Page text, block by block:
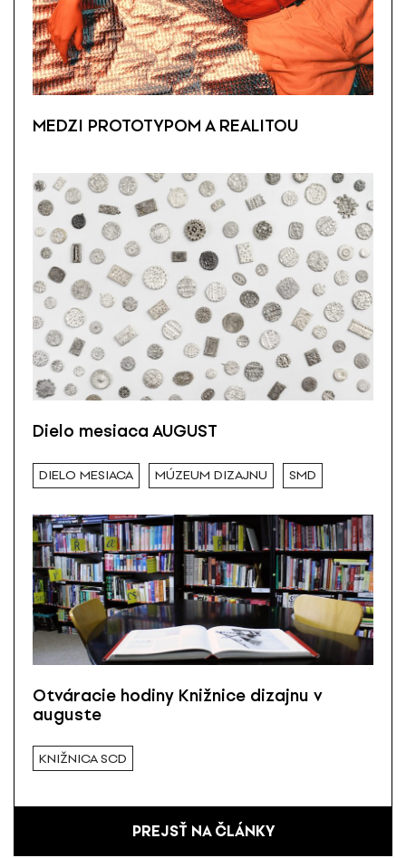
MEDZI PROTOTYPOM A REALITOU
Dielo mesiaca AUGUST
DIELO MESIACA MÚZEUM DIZAJNU SMD
Otváracie hodiny Knižnice dizajnu v
auguste
KNIŽNICA SCD
PREJSŤ NA ČLÁNKY